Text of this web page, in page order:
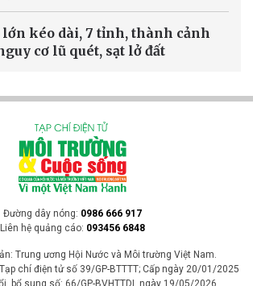
lớn kéo dài, 7 tỉnh, thành cảnh
cơ lũ quét, sạt lở đất
Đường dây nóng: 0986 666 917
Liên hệ quảng cáo: 093456 6848
Trung ương Hội Nước và Môi trường Việt Nam.
chí điện tử số 39/GP-BTTTT; Cấp ngày 20/01/2025